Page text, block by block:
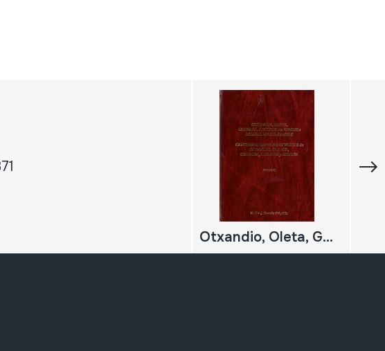
Otxandio, Oleta, Gatzaga, Legutio eta Ubideko Euskal Herri-kantak / Canciones populares vascas de Otxandio, Olaeta, Gatzaga, Legutio y Ubidea; TOMO II